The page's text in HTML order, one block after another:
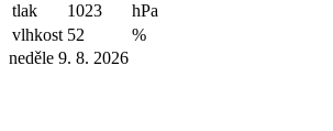
tlak
1023
hPa
vlhkost 52
%
neděle 9. 8. 2026